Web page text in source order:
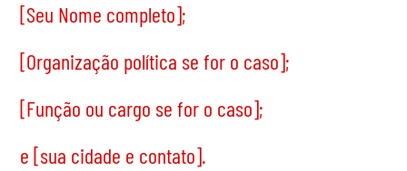
[Seu Nome completo];
[Organização política se for o caso];
[Função ou cargo se for o caso];
e [sua cidade e contato].